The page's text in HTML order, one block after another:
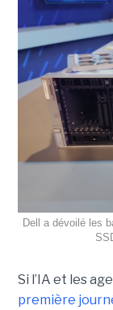
Dell a dévoilé les
Si l’IA et les
première